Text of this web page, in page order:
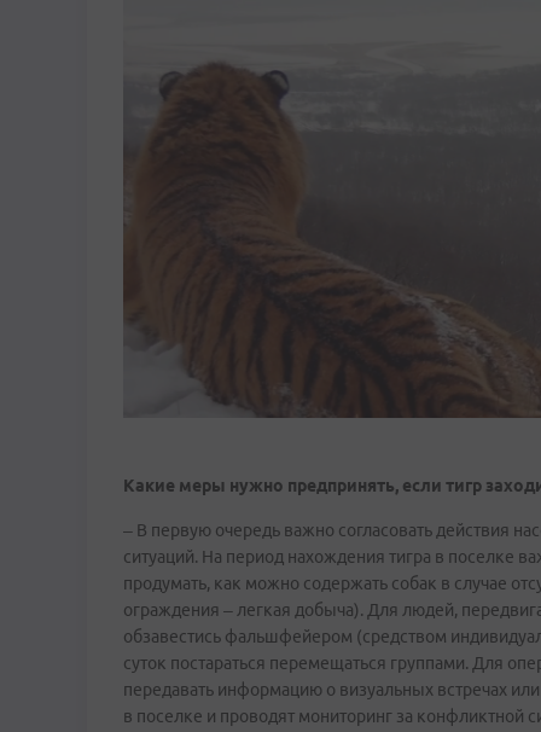
Какие меры нужно предпринять, если тигр
– В первую очередь важно согласовать действия
ситуаций. На период нахождения тигра в поселке
продумать, как можно содержать собак в случае
ограждения – легкая добыча). Для людей,
обзавестись фальшфейером (средством
суток постараться перемещаться группами. Для
передавать информацию о визуальных встречах
в поселке и проводят мониторинг за конфликтной